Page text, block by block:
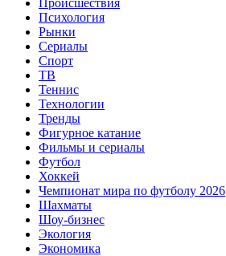
Психология
Рынки
Сериалы
Спорт
ТВ
Теннис
Технологии
Тренды
Фигурное катание
Фильмы и сериалы
Футбол
Хоккей
Чемпионат мира по футболу 2026
Шахматы
Шоу-бизнес
Экология
Экономика